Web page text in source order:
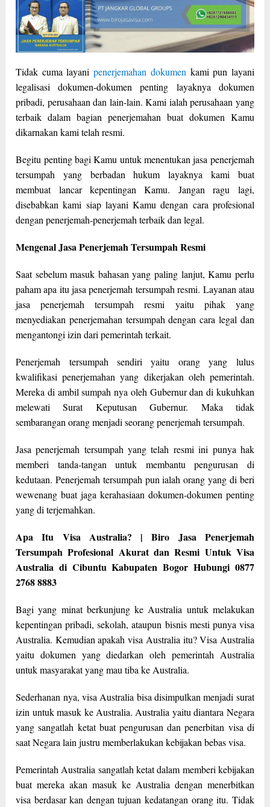
Tidak cuma layanipenerjemahan dokumen kami pun layani
legalisasi dokumen-dokumen penting layaknya dokumen
pribadi, perusahaan dan lain-lain. Kami ialah perusahaan yang
terbaik dalam bagian penerjemahan buat dokumen Kamu
dikarnakan kami telah resmi.
Begitu penting bagi Kamu untuk menentukan jasa penerjemah
tersumpah yang berbadan hukum layaknya kami buat
membuat lancar kepentingan Kamu. Jangan ragu lagi,
disebabkan kami siap layani Kamu dengan cara profesional
dengan penerjemah-penerjemah terbaik dan legal.
Mengenal Jasa Penerjemah Tersumpah Resmi
Saat sebelum masuk bahasan yang paling lanjut, Kamu perlu
paham apa itu jasa penerjemah tersumpah resmi. Layanan atau
jasa penerjemah tersumpah resmi yaitu pihak yang
menyediakan penerjemahan tersumpah dengan cara legal dan
mengantongi izin dari pemerintah terkait.
Penerjemah tersumpah sendiri yaitu orang yang lulus
kwalifikasi penerjemahan yang dikerjakan oleh pemerintah.
Mereka di ambil sumpah nya oleh Gubernur dan di kukuhkan
melewati Surat Keputusan Gubernur. Maka tidak
sembarangan orang menjadi seorang penerjemah tersumpah.
Jasa penerjemah tersumpah yang telah resmi ini punya hak
memberi tanda-tangan untuk membantu pengurusan di
kedutaan. Penerjemah tersumpah pun ialah orang yang di beri
wewenang buat jaga kerahasiaan dokumen-dokumen penting
yang di terjemahkan.
Apa Itu Visa Australia? | Biro Jasa Penerjemah
Tersumpah Profesional Akurat dan Resmi Untuk Visa
Australia di Cibuntu Kabupaten Bogor Hubungi 0877
2768 8883
Bagi yang minat berkunjung ke Australia untuk melakukan
kepentingan pribadi, sekolah, ataupun bisnis mesti punya visa
Australia. Kemudian apakah visa Australia itu? Visa Australia
yaitu dokumen yang diedarkan oleh pemerintah Australia
untuk masyarakat yang mau tiba ke Australia.
Sederhanan nya, visa Australia bisa disimpulkan menjadi surat
izin untuk masuk ke Australia. Australia yaitu diantara Negara
yang sangatlah ketat buat pengurusan dan penerbitan visa di
saat Negara lain justru memberlakukan kebijakan bebas visa.
Pemerintah Australia sangatlah ketat dalam memberi kebijakan
buat mereka akan masuk ke Australia dengan menerbitkan
visa berdasar kan dengan tujuan kedatangan orang itu. Tidak